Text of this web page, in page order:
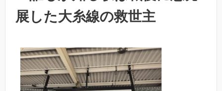
展した大糸線の救世主